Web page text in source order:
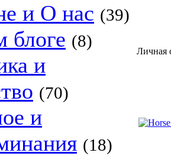
и О нас (39)
блоге (8)
и
(70)
и
(18)
Личная